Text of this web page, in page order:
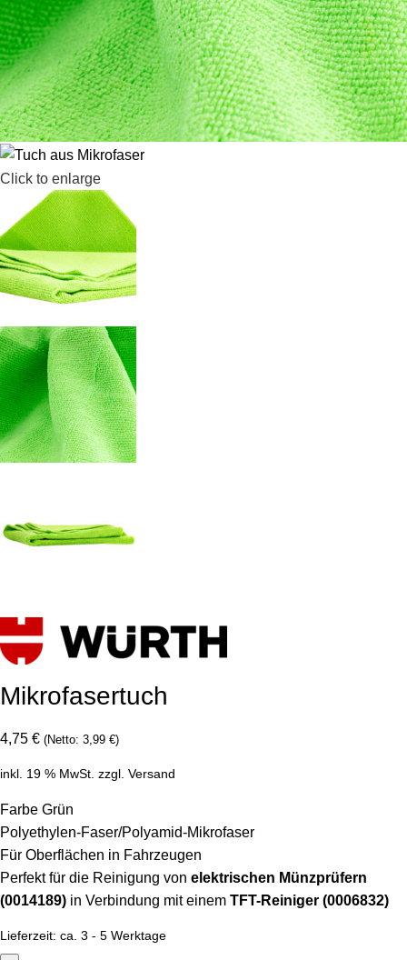
Click to enlarge
Mikrofasertuch
4,75 € (Netto: 3,99 €)
inkl. 19 % MwSt. zzgl. Versand
Farbe Grün
Polyethylen-Faser/Polyamid-Mikrofaser
Für Oberflächen in Fahrzeugen
Perfekt für die Reinigung von elektrischen Münzprüfern
(0014189) in Verbindung mit einem TFT-Reiniger (0006832)
Lieferzeit: ca. 3 - 5 Werktage